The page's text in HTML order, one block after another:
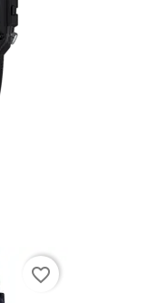
favorite_border